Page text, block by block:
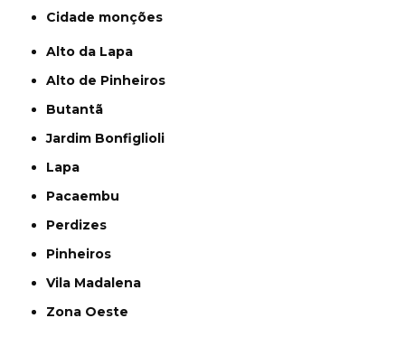
cidade monções
Alto da Lapa
Alto de Pinheiros
Butantã
Jardim Bonfiglioli
Lapa
Pacaembu
Perdizes
Pinheiros
Vila Madalena
Zona Oeste